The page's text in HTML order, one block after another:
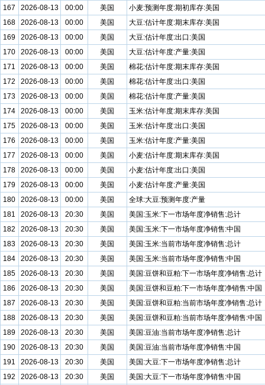
167
2026-08-13 00:00 美国
小麦:预测年度:期初库存:美国
168
2026-08-13 00:00 美国
大豆:估计年度:期末库存:美国
169
2026-08-13 00:00 美国
大豆:估计年度:出口:美国
170
2026-08-13 00:00 美国
大豆:估计年度:产量:美国
171
2026-08-13 00:00 美国
棉花:估计年度:期末库存:美国
172
2026-08-13 00:00 美国
棉花:估计年度:出口:美国
173
2026-08-13 00:00 美国
棉花:估计年度:产量:美国
174
2026-08-13 00:00 美国
玉米:估计年度:期末库存:美国
175
2026-08-13 00:00 美国
玉米:估计年度:出口:美国
176
2026-08-13 00:00 美国
玉米:估计年度:产量:美国
177
2026-08-13 00:00 美国
小麦:估计年度:期末库存:美国
178
2026-08-13 00:00 美国
小麦:估计年度:出口:美国
179
2026-08-13 00:00 美国
小麦:估计年度:产量:美国
180
2026-08-13 00:00 美国
全球:大豆:预测年度:产量
181
2026-08-13 20:30 美国
美国:玉米:下一市场年度净销售:总计
182
2026-08-13 20:30 美国
美国:玉米:下一市场年度净销售:中国
183
2026-08-13 20:30 美国
美国:玉米:当前市场年度净销售:总计
184
2026-08-13 20:30 美国
美国:玉米:当前市场年度净销售:中国
185
2026-08-13 20:30 美国
美国:豆饼和豆粕:下一市场年度净销售:总计
186
2026-08-13 20:30 美国
美国:豆饼和豆粕:下一市场年度净销售:中国
187
2026-08-13 20:30 美国
美国:豆饼和豆粕:当前市场年度净销售:总计
188
2026-08-13 20:30 美国
美国:豆饼和豆粕:当前市场年度净销售:中国
189
2026-08-13 20:30 美国
美国:豆油:当前市场年度净销售:总计
190
2026-08-13 20:30 美国
美国:豆油:当前市场年度净销售:中国
191
2026-08-13 20:30 美国
美国:大豆:下一市场年度净销售:总计
192
2026-08-13 20:30 美国
美国:大豆:下一市场年度净销售:中国